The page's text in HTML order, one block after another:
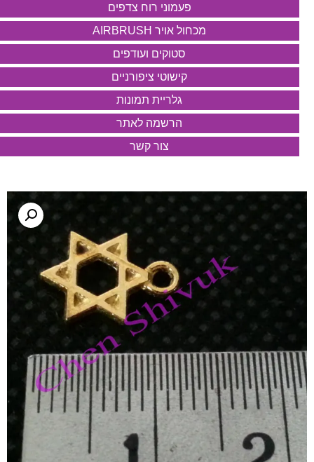
פעמוני רוח צדפים
מכחול אויר AIRBRUSH
סטוקים ועודפים
קישוטי ציפורניים
גלריית תמונות
הרשמה לאתר
צור קשר